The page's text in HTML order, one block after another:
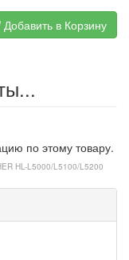
Добавить в Корзину
по этому товару.
HL-L5000/L5100/L5200